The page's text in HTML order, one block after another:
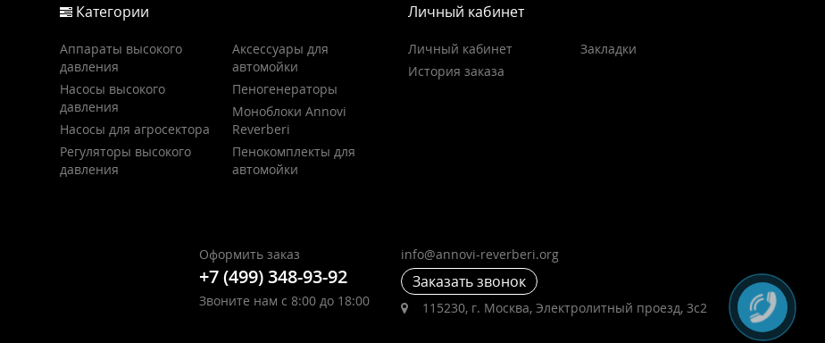
Категории
Аппараты высокого
давления
Насосы высокого
давления
Насосы для агросектора
Регуляторы высокого
давления
Аксессуары для
автомойки
Пеногенераторы
Моноблоки Annovi
Reverberi
Пенокомплекты для
автомойки
Личный кабинет
Личный кабинет
История заказа
Закладки
Оформить заказ
+7 (499) 348-93-92
Звоните нам с 8:00 до 18:00
info@annovi-reverberi.org
Заказать звонок
115230, г. Москва, Электролитный проезд, 3с2